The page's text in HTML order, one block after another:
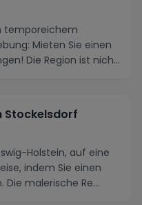
temporeichem
Mieten Sie einen
Die Region ist nich...
Stockelsdorf
Holstein, auf eine
indem Sie einen
malerische Re...